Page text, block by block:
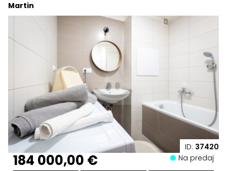
ID: 37420
Martin
184 000,00 € Na predaj